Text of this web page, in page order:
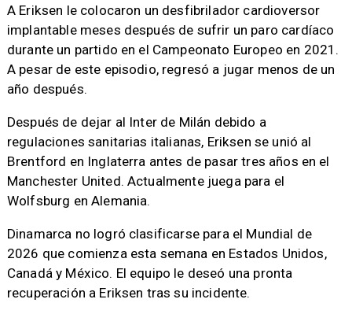
A Eriksen le colocaron un desfibrilador cardioversor
implantable meses después de sufrir un paro cardíaco
durante un partido en el Campeonato Europeo en 2021.
A pesar de este episodio, regresó a jugar menos de un
año después.
Después de dejar al Inter de Milán debido a
regulaciones sanitarias italianas, Eriksen se unió al
Brentford en Inglaterra antes de pasar tres años en el
Manchester United. Actualmente juega para el
Wolfsburg en Alemania.
Dinamarca no logró clasificarse para el Mundial de
2026 que comienza esta semana en Estados Unidos,
Canadá y México. El equipo le deseó una pronta
recuperación a Eriksen tras su incidente.